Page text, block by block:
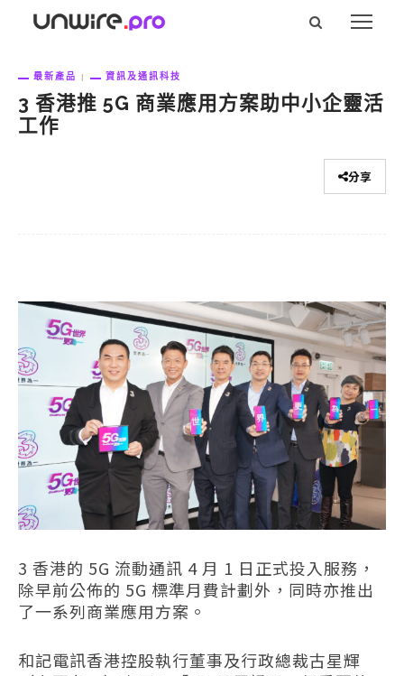
最新產品 資訊及通訊科技
3 香港推 5G 商業應用方案助中小企靈活
工作
分享
3 香港的 5G 流動通訊 4 月 1 日正式投入服務，
除早前公佈的 5G 標準月費計劃外，同時亦推出
了一系列商業應用方案。
和記電訊香港控股執行董事及行政總裁古星輝